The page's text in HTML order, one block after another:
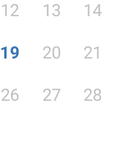
12 13 14
19 20 21
26 27 28